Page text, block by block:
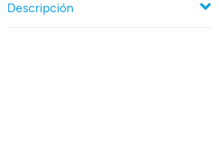
Descripción